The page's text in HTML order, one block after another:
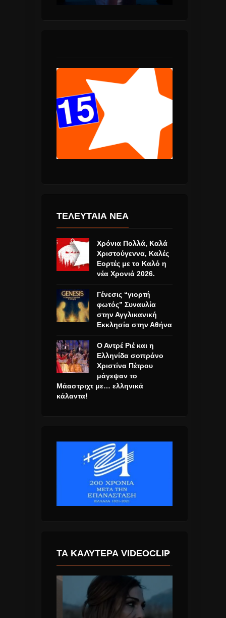
ΤΕΛΕΥΤΑΙΑ ΝΕΑ
Χρόνια Πολλά, Καλά
Χριστούγεννα, Καλές
Εορτές με το Καλό η
νέα Χρονιά 2026.
Γένεσις “γιορτή
φωτός” Συναυλία
στην Αγγλικανική
Εκκλησία στην Αθήνα
Ο Αντρέ Ριέ και η
Ελληνίδα σοπράνο
Χριστίνα Πέτρου
μάγεψαν το
Μάαστριχτ με… ελληνικά
κάλαντα!
ΤΑ ΚΑΛΎΤΕΡΑ VIDEOCLIP